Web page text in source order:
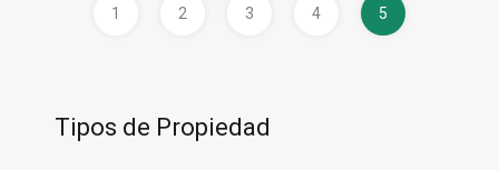
1 2 3 4 5
Tipos de Propiedad